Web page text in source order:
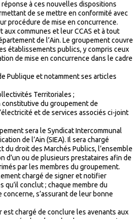
à ces nouvelles dispositions
de se mettre en conformité avec
procédure de mise en concurrence.
aux communes et leur CCAS et à tout
de l’Ain. Le groupement couvre
établissements publics, y compris ceux
de mise en concurrence dans le cadre
Publique et notamment ses articles
Territoriales ;
du groupement de
et de services associés ci-joint
sera le Syndicat Intercommunal
de l’Ain (SIEA). Il sera chargé
du droit des Marchés Publics, l’ensemble
d’un ou de plusieurs prestataires afin de
par les membres du groupement.
chargé de signer et notifier
qu’il conclut ; chaque membre du
s’assurant de leur bonne
est chargé de conclure les avenants aux